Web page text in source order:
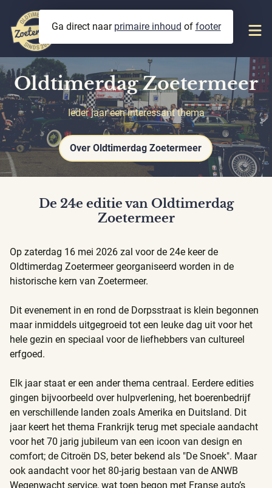
Ga direct naar primaire inhoud of footer
Oldtimerdag
Inschrijven
Deelnemers
Vorige edities
Sponsoren
Oldtimerdag Zoetermeer
Ieder jaar een interessant thema
Over Oldtimerdag Zoetermeer
De 24e editie van Oldtimerdag
Zoetermeer
Op zaterdag 16 mei 2026 zal voor de 24e keer de
Oldtimerdag Zoetermeer georganiseerd worden in de
historische kern van Zoetermeer.
Dit evenement in en rond de Dorpsstraat is klein begonnen
maar inmiddels uitgegroeid tot een leuke dag uit voor het
hele gezin en speciaal voor de liefhebbers van cultureel
erfgoed.
Elk jaar staat er een ander thema centraal. Eerdere edities
gingen bijvoorbeeld over hulpverlening, het boerenbedrijf
en verschillende landen zoals Amerika en Duitsland. Dit
jaar keert het thema Frankrijk terug met speciale aandacht
voor het 70 jarig jubileum van een icoon van design en
comfort; de Citroën DS, beter bekend als "De Snoek". Maar
ook aandacht voor het 80-jarig bestaan van de ANWB
Wegenwacht service, wat toen begon met Franse auto’s